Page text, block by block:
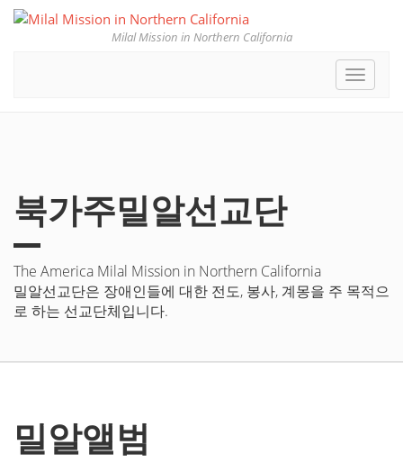
Milal Mission in Northern California
Toggle
북가주밀알선교단
The America Milal Mission in Northern California
밀알선교단은 장애인들에 대한 전도, 봉사, 계몽을 주 목적으
로 하는 선교단체입니다.
밀알앨범